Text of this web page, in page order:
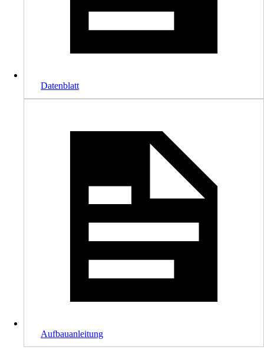
Datenblatt
Aufbauanleitung